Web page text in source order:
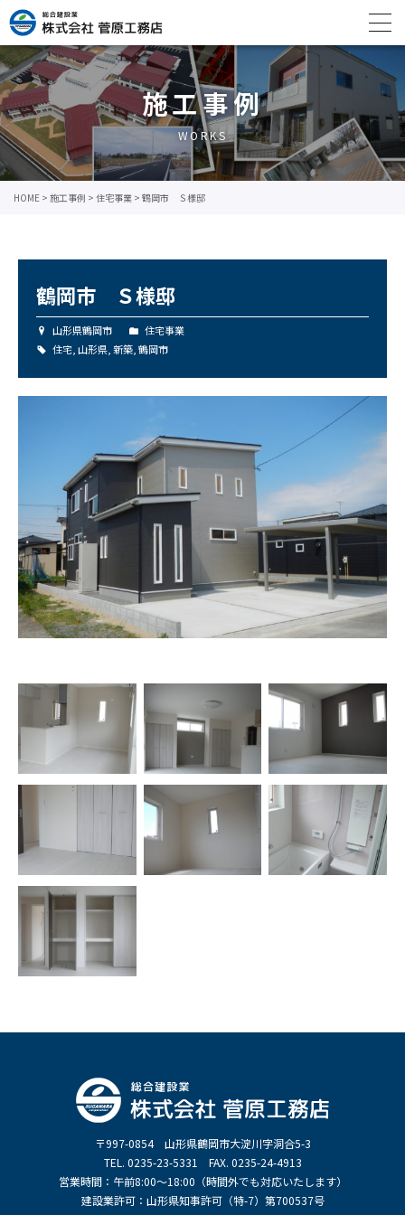
施工事例
WORKS
HOME > 施工事例 > 住宅事業 > 鶴岡市 Ｓ様邸
鶴岡市 Ｓ様邸
山形県鶴岡市
住宅事業
住宅, 山形県, 新築, 鶴岡市
〒997-0854 山形県鶴岡市大淀川字洞合5-3
TEL. 0235-23-5331 FAX. 0235-24-4913
営業時間：午前8:00～18:00（時間外でも対応いたします）
建設業許可：山形県知事許可（特-7）第700537号